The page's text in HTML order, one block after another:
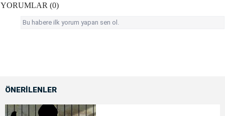
YORUMLAR (0)
Bu habere ilk yorum yapan sen ol.
ÖNERİLENLER